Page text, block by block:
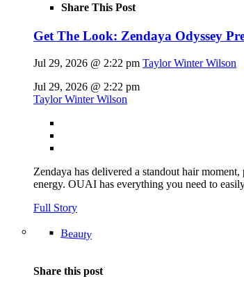
Share This Post
Get The Look: Zendaya Odyssey
Jul 29, 2026 @ 2:22 pm Taylor Winter Wilson
Jul 29, 2026 @ 2:22 pm
Taylor Winter Wilson
Zendaya has delivered a standout hair
energy. OUAI has everything you need to
Full Story
Beauty
Share this post